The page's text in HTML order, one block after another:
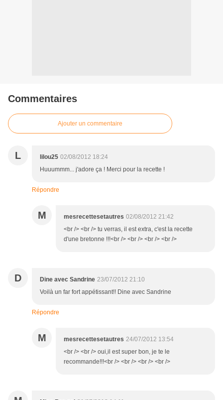
Commentaires
Ajouter un commentaire
L lilou25 02/08/2012 18:24
Huuummm... j'adore ça ! Merci pour la recette !
Répondre
M mesrecettesetautres 02/08/2012 21:42
<br /> <br /> tu verras, il est extra, c'est la recette
d'une bretonne !!!<br /> <br /> <br /> <br />
D Dine avec Sandrine 23/07/2012 21:10
Voilà un far fort appétissant!! Dine avec Sandrine
Répondre
M mesrecettesetautres 24/07/2012 13:54
<br /> <br /> oui,il est super bon, je te le
recommande!!!<br /> <br /> <br /> <br />